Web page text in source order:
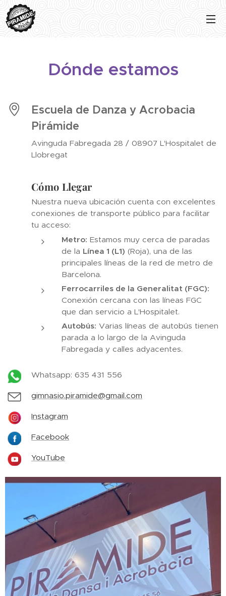
Dónde estamos
Escuela de Danza y Acrobacia
Pirámide
Avinguda Fabregada 28 / 08907 L'Hospitalet de
Llobregat
Cómo Llegar
Nuestra nueva ubicación cuenta con excelentes
conexiones de transporte público para facilitar
tu acceso:
Metro: Estamos muy cerca de paradas
de la Línea 1 (L1) (Roja), una de las
principales líneas de la red de metro de
Barcelona.
Ferrocarriles de la Generalitat (FGC):
Conexión cercana con las líneas FGC
que dan servicio a L'Hospitalet.
Autobús: Varias líneas de autobús tienen
parada a lo largo de la Avinguda
Fabregada y calles adyacentes.
Whatsapp: 635 431 556
gimnasio.piramide@gmail.com
Instagram
Facebook
YouTube